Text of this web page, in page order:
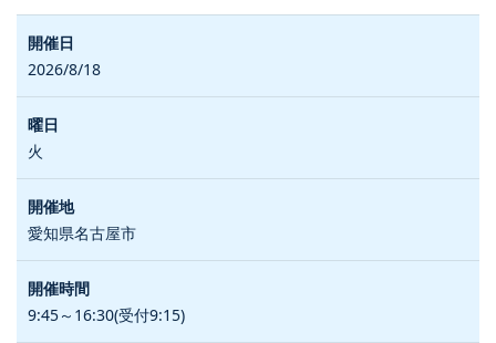
2026/8/18
火
愛知県名古屋市
9:45～16:30(受付9:15)